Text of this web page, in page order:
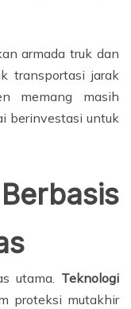
armada truk dan
transportasi jarak
memang masih
berinvestasi untuk
utama. Teknologi
proteksi mutakhir